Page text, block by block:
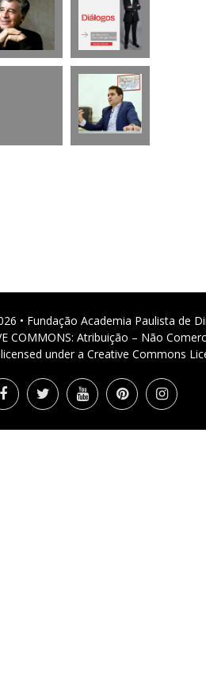
• Fundação Academia Paulista de
COMMONS: Atribuição – Não
under a Creative Commons